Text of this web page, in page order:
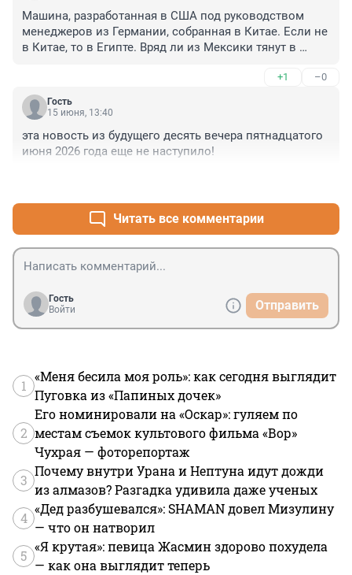
Машина, разработанная в США под руководством
менеджеров из Германии, собранная в Китае. Если не
в Китае, то в Египте. Вряд ли из Мексики тянут в
+1 –0
Гость
15 июня, 13:40
эта новость из будущего десять вечера пятнадцатого
июня 2026 года еще не наступило!
Читать все комментарии
Гость
Войти
Отправить
1
«Меня бесила моя роль»: как сегодня выглядит
Пуговка из «Папиных дочек»
2
Его номинировали на «Оскар»: гуляем по
местам съемок культового фильма «Вор»
Чухрая — фоторепортаж
3
Почему внутри Урана и Нептуна идут дожди
из алмазов? Разгадка удивила даже ученых
4
«Дед разбушевался»: SHAMAN довел Мизулину
— что он натворил
5
«Я крутая»: певица Жасмин здорово похудела
— как она выглядит теперь